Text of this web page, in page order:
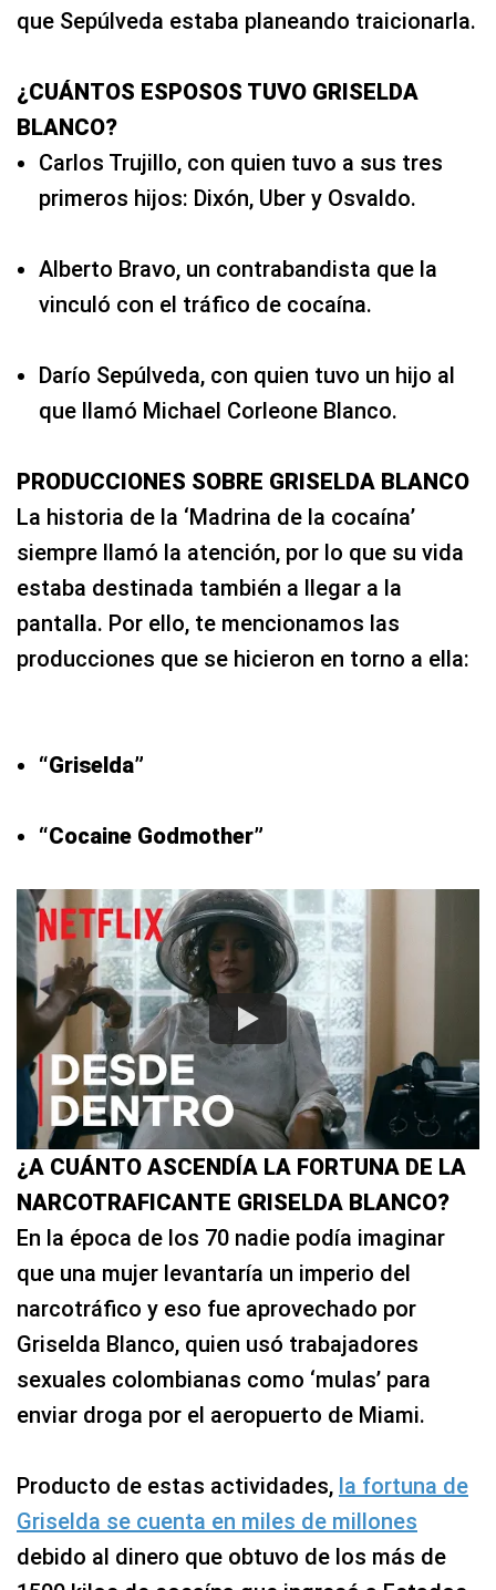
que Sepúlveda estaba planeando traicionarla.
¿CUÁNTOS ESPOSOS TUVO GRISELDA
BLANCO?
Carlos Trujillo, con quien tuvo a sus tres
primeros hijos: Dixón, Uber y Osvaldo.
Alberto Bravo, un contrabandista que la
vinculó con el tráfico de cocaína.
Darío Sepúlveda, con quien tuvo un hijo al
que llamó Michael Corleone Blanco.
PRODUCCIONES SOBRE GRISELDA BLANCO
La historia de la ‘Madrina de la cocaína’
siempre llamó la atención, por lo que su vida
estaba destinada también a llegar a la
pantalla. Por ello, te mencionamos las
producciones que se hicieron en torno a ella:
“Griselda”
“Cocaine Godmother”
¿A CUÁNTO ASCENDÍA LA FORTUNA DE LA
NARCOTRAFICANTE GRISELDA BLANCO?
En la época de los 70 nadie podía imaginar
que una mujer levantaría un imperio del
narcotráfico y eso fue aprovechado por
Griselda Blanco, quien usó trabajadores
sexuales colombianas como ‘mulas’ para
enviar droga por el aeropuerto de Miami.
Producto de estas actividades, la fortuna de
Griselda se cuenta en miles de millones
debido al dinero que obtuvo de los más de